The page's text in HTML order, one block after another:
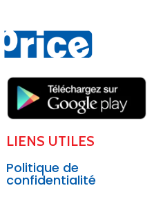
LIENS UTILES
Politique de
confidentialité